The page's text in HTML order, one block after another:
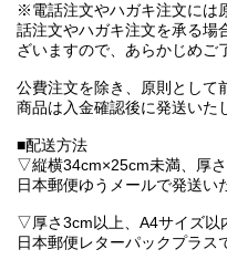
※電話注文やハガキ注文には
話注文やハガキ注文を承る場
ざいますので、あらかじめご
公費注文を除き、原則として
商品は入金確認後に発送いた
■配送方法
▽縦横34cm×25cm未満、厚
日本郵便ゆうメールで発送い
▽厚さ3cm以上、A4サイズ以
日本郵便レターパックプラス